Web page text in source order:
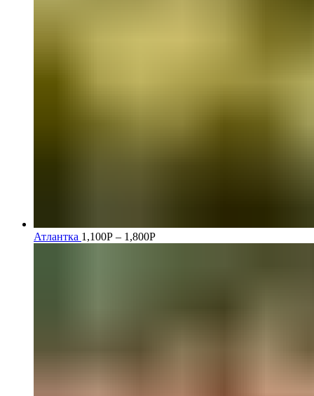
Атлантка 1,100Р – 1,800Р